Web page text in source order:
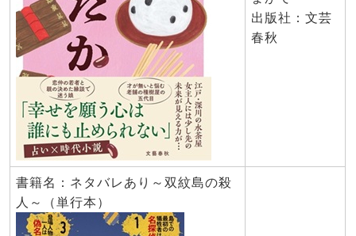
出版社：文芸
春秋
書籍名：ネタバレあり～双紋島の殺
人～（単行本）